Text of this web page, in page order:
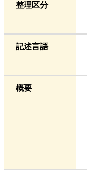
整理区分
記述言語
概要